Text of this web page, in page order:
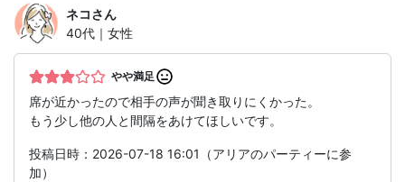
ネコさん
40代｜女性
やや満足
席が近かったので相手の声が聞き取りにくかった。
もう少し他の人と間隔をあけてほしいです。
投稿日時：2026-07-18 16:01（アリアのパーティーに参
加）